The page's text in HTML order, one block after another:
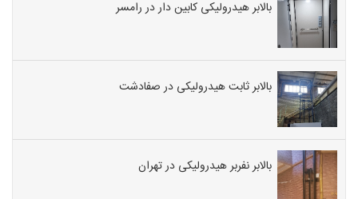
بالابر هیدرولیکی کابین دار در رامسر
بالابر ثابت هیدرولیکی در صفادشت
بالابر نفربر هیدرولیکی در تهران